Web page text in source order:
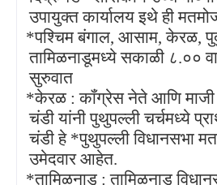
उपायुक्त कार्यालय इथे ही
*पश्चिम बंगाल, आसाम,केरळ,
तामिळनाडूमध्ये सकाळी ८.००
सुरुवात
*केरळ : कॉंग्रेस नेते आणि
चंडी यांनी पुथुपल्ली चर्चमध्ये
चंडी हे *पुथुपल्ली विधानसभा
उमेदवार आहेत.
*तामिळनाडू : तामिळनाडू